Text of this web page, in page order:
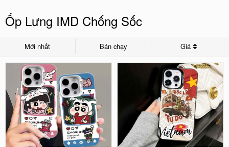
Ốp Lưng IMD Chống Sốc
Mới nhất Bán chạy Giá